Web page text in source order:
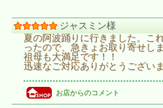
ジャスミン様
夏の阿波踊りに行きました。こ
ったので、急きょお取り寄せしま
祖母も大満足です！！
迅速なご対応ありがとうござい
お店からのコメント